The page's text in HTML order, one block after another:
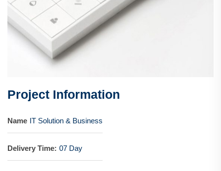
Project Information
Name IT Solution & Business
Delivery Time: 07 Day